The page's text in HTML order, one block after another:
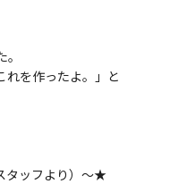
れを作ったよ。」と
タッフより）～★